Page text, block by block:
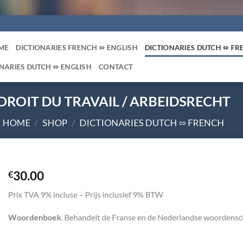
DICTIONARIES FRENCH ⬄ ENGLISH DICTIONARIES DUTCH ⬄
DUTCH ⬄ ENGLISH CONTACT
DU TRAVAIL / ARBEIDSRECHT
HOME / SHOP / DICTIONARIES DUTCH ⬄ FRENCH
€30.00
Prix TVA 9% incluse – Prijs inclusief 9% BTW
Woordenboek. Behandelt de Franse en de Nederlandse